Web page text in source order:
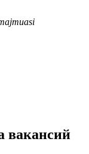
вакансий